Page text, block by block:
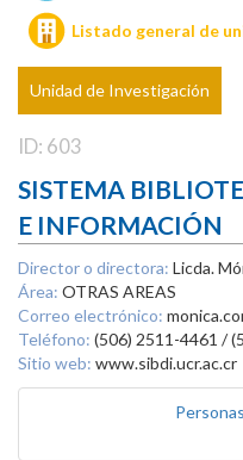
Listado general de
Unidad de Investigación
ID: 603
SISTEMA
E INFORMACIÓN
Director o directora: Licda.
Área: OTRAS AREAS
Correo electrónico:
Teléfono: (506) 2511-4461 /
Sitio web: www.sibdi.ucr.ac.cr